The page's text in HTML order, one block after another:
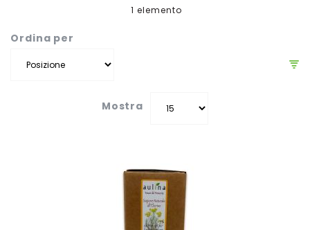
Ordina per
1 elemento
Mostra